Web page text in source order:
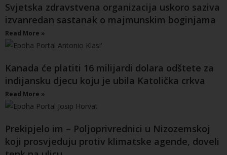
Svjetska zdravstvena organizacija uskoro saziva
izvanredan sastanak o majmunskim boginjama
Read More »
Kanada će platiti 16 milijardi dolara odštete za
indijansku djecu koju je ubila Katolička crkva
Read More »
Prekipjelo im – Poljoprivrednici u Nizozemskoj
koji prosvjeduju protiv klimatske agende, doveli